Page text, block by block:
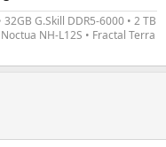
G.Skill DDR5-6000 • 2 TB
NH-L12S • Fractal Terra